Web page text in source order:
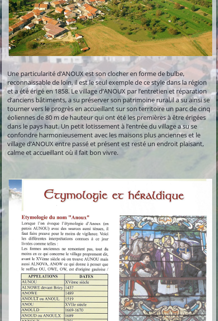
Une particularité d’ANOUX est son clocher en forme de bulbe,
reconnaissable de loin, il est le seul exemple de ce style dans la région
et a été érigé en 1858. Le village d’ANOUX par l’entretien et réparation
d’anciens bâtiments, a su préserver son patrimoine rural,il a su ainsi se
tourner vers le progrès en accueillant sur son territoire un parc de cinq
éoliennes de 80 m de hauteur qui ont été les premières à être érigées
dans le pays haut. Un petit lotissement à l’entrée du village a su se
confondre harmonieusement avec les maisons plus anciennes et le
village d’ANOUX entre passé et présent est resté un endroit plaisant,
calme et accueillant où il fait bon vivre.